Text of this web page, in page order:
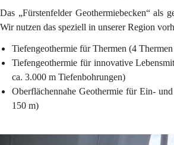
Das „Fürstenfelder Geothermiebecken“ als
Wir nutzen das speziell in unserer Region
Tiefengeothermie für Thermen (4
Tiefengeothermie für innovative
ca. 3.000 m Tiefenbohrungen)
Oberflächennahe Geothermie für Ein- und
150 m)